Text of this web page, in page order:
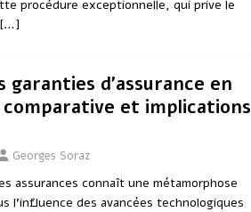
procédure exceptionnelle, qui prive le
[…]
garanties d’assurance en
comparative et implications
Georges Soraz
assurances connaît une métamorphose
l’influence des avancées technologiques